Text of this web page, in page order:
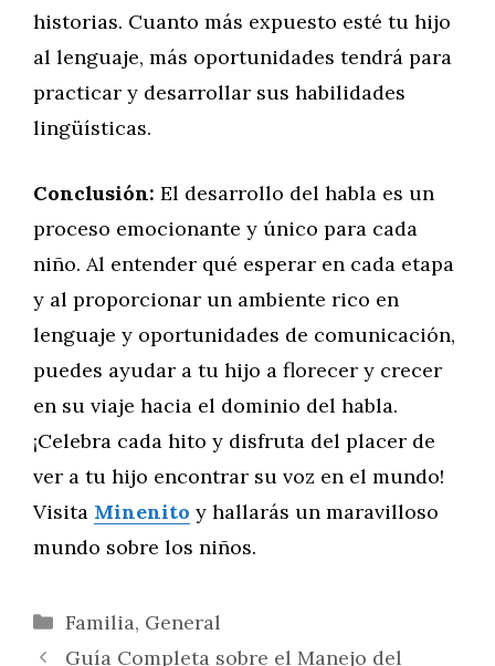
historias. Cuanto más expuesto esté tu hijo
al lenguaje, más oportunidades tendrá para
practicar y desarrollar sus habilidades
lingüísticas.
Conclusión: El desarrollo del habla es un
proceso emocionante y único para cada
niño. Al entender qué esperar en cada etapa
y al proporcionar un ambiente rico en
lenguaje y oportunidades de comunicación,
puedes ayudar a tu hijo a florecer y crecer
en su viaje hacia el dominio del habla.
¡Celebra cada hito y disfruta del placer de
ver a tu hijo encontrar su voz en el mundo!
Visita Minenito y hallarás un maravilloso
mundo sobre los niños.
Categorías
Familia, General
Guía Completa sobre el Manejo del